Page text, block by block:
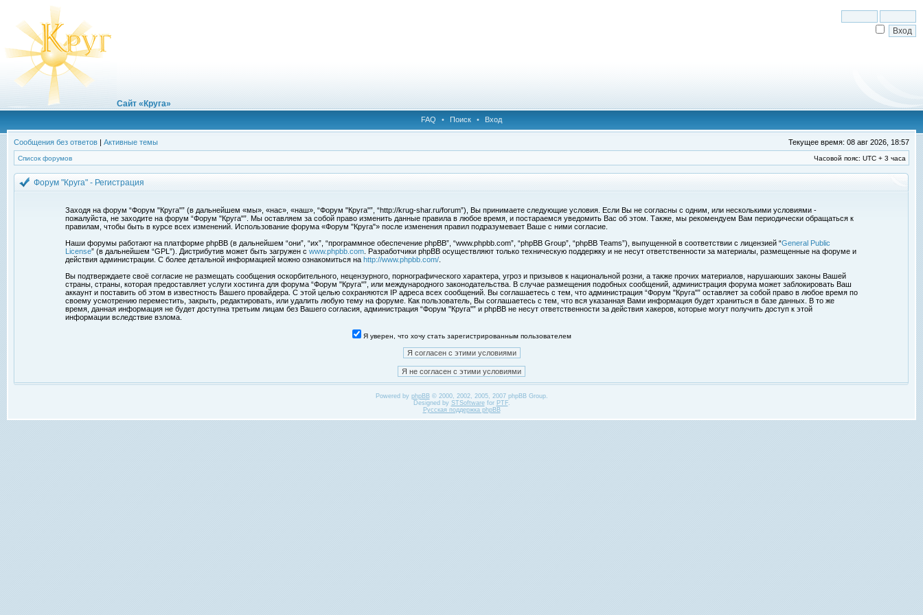
Сайт «Круга»
FAQ • Поиск • Вход
Сообщения без ответов | Активные темы Текущее время: 08 авг 2026, 18:57
Список форумов Часовой пояс: UTC + 3 часа
Форум "Круга" - Регистрация
Заходя на форум “Форум "Круга"” (в дальнейшем «мы», «нас», «наш», “Форум "Круга"”, “http://krug-shar.ru/forum”), Вы принимаете следующие условия. Если Вы не согласны с одним, или несколькими условиями -
пожалуйста, не заходите на форум “Форум "Круга"”. Мы оставляем за собой право изменить данные правила в любое время, и постараемся уведомить Вас об этом. Также, мы рекомендуем Вам периодически обращаться к
правилам, чтобы быть в курсе всех изменений. Использование форума «Форум "Круга"» после изменения правил подразумевает Ваше с ними согласие.
Наши форумы работают на платформе phpBB (в дальнейшем “они”, “их”, “программное обеспечение phpBB”, “www.phpbb.com”, “phpBB Group”, “phpBB Teams”), выпущенной в соответствии с лицензией “General Public
License” (в дальнейшем “GPL”). Дистрибутив может быть загружен с www.phpbb.com . Разработчики phpBB осуществляют только техническую поддержку и не несут ответственности за материалы, размещенные на форуме и
действия администрации. С более детальной информацией можно ознакомиться на http://www.phpbb.com/
Вы подтверждаете своё согласие не размещать сообщения оскорбительного, нецензурного, порнографического характера, угроз и призывов к национальной розни, а также прочих материалов, нарушаюших законы Вашей
страны, страны, которая предоставляет услуги хостинга для форума “Форум "Круга"”, или международного законодательства. В случае размещения подобных сообщений, администрация форума может заблокировать Ваш
аккаунт и поставить об этом в известность Вашего провайдера. С этой целью сохраняются IP адреса всех сообщений. Вы соглашаетесь с тем, что администрация “Форум "Круга"” оставляет за собой право в любое время по
своему усмотрению переместить, закрыть, редактировать, или удалить любую тему на форуме. Как пользователь, Вы соглашаетесь с тем, что вся указанная Вами информация будет храниться в базе данных. В то же
время, данная информация не будет доступна третьим лицам без Вашего согласия, администрация “Форум "Круга"” и phpBB не несут ответственности за действия хакеров, которые могут получить доступ к этой
информации вследствие взлома.
Я уверен, что хочу стать зарегистрированным пользователем
Powered by phpBB© 2000, 2002, 2005, 2007 phpBB Group.
Designed by STSoftwarefor PTF.
Русская поддержка phpBB